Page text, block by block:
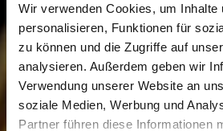
Wir verwenden Cookies, um Inhalte
personalisieren, Funktionen für
zu können und die Zugriffe auf
analysieren. Außerdem geben wir
Verwendung unserer Website an
soziale Medien, Werbung und
Partner führen diese Informationen